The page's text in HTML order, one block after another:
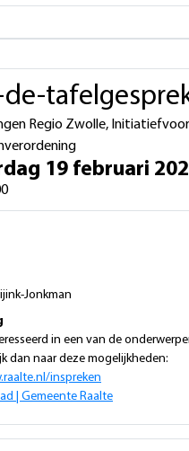
de-
Regio Zwolle,
19 februari
Jonkman
in een van de
dan naar deze mogelijkheden:
inspreken
| Gemeente Raalte